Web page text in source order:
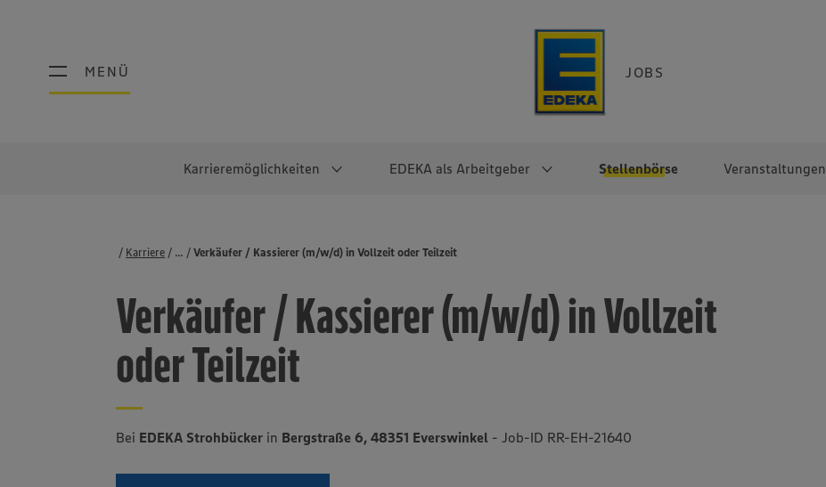
MENÜ JOBS
MENÜ
Karrieremöglichkeiten EDEKA als Arbeitgeber Stellenbörse Veranstaltungen
Schülerpraktikum Abschlussarbeiten
Werkstudierendentätigkeit
Direkteinstieg
Noch Fragen?
Selbstständig mit EDEKA
Faires Gehalt
Diversität
Lebensmittelproduktion
Lager & Logistik
EDEKA-Zentrale
EDEKA Fruchtkontor
Karriere Stellenbörse
Verkäufer / Kassierer (m/w/d) in Vollzeit oder Teilzeit
...
Verkäufer / Kassierer (m/w/d) in Vollzeit
oder Teilzeit
Bei EDEKA Strohbücker in Bergstraße 6, 48351 Everswinkel - Job-ID RR-EH-21640